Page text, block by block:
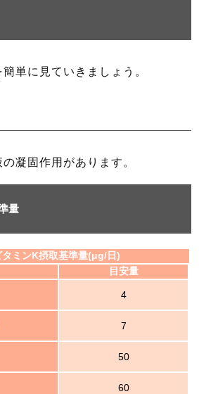
単に見ていきましょう。
凝固作用があります。
量
タミンK摂取基準量(μg/日)
目安量
4
7
50
60